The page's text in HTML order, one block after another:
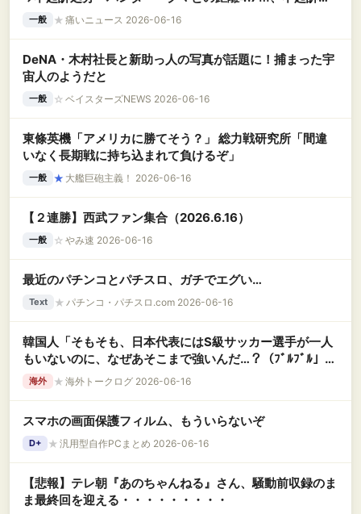
安心」鉢合わせし発砲
一般 ★ 痛いニュース 2026-06-16
DeNA・木村社長と新助っ人の写真が話題に！捕まった宇
宙人のようだと
一般 ☆ ベイスターズNEWS 2026-06-16
東條英機「アメリカに勝てそう？」 総力戦研究所「間違
いなく長期戦に持ち込まれて負けるぞ」
一般 ★ 大艦巨砲主義！ 2026-06-16
【２連勝】西武ファン集合（2026.6.16）
一般 ☆ やみ速 2026-06-16
最近のパチンコとパチスロ、ガチでエグい…
Text ★ パチンコ・パチスロ.com 2026-06-16
韓国人「そもそも、日本代表にはS級サッカー選手が一人
もいないのに、なぜあそこまで強いんだ…？（ﾌﾞﾙﾌﾞﾙ」＝
韓国の反応
海外 ★ 海外トークログ 2026-06-16
スマホの画面保護フィルム、もういらないぞ
D+ ★ 汎用型自作PCまとめ 2026-06-16
【悲報】テレ朝『あのちゃんねる』さん、騒動前収録のま
ま最終回を迎える・・・・・・・・・